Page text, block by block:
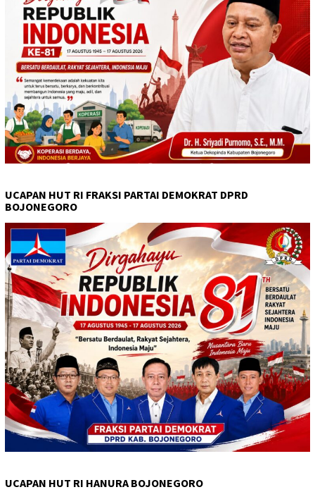
UCAPAN HUT RI FRAKSI PARTAI DEMOKRAT DPRD
BOJONEGORO
UCAPAN HUT RI HANURA BOJONEGORO